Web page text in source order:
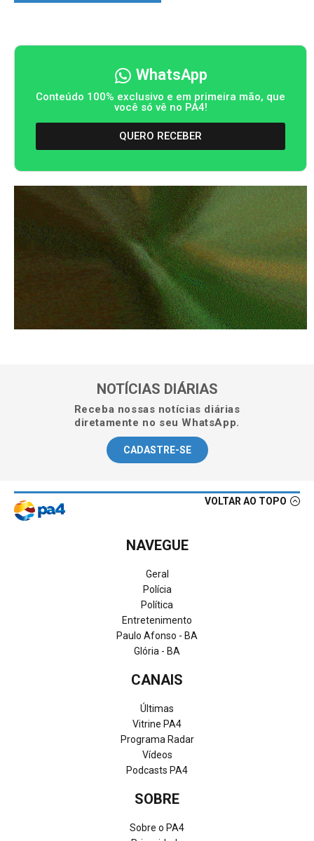
WhatsApp
Conteúdo 100% exclusivo e em primeira mão, que
você só vê no PA4!
QUERO RECEBER
NOTÍCIAS DIÁRIAS
Receba nossas notícias diárias
diretamente no seu WhatsApp.
CADASTRE-SE
VOLTAR AO TOPO
NAVEGUE
Geral
Polícia
Política
Entretenimento
Paulo Afonso - BA
Glória - BA
CANAIS
Últimas
Vitrine PA4
Programa Radar
Vídeos
Podcasts PA4
SOBRE
Sobre o PA4